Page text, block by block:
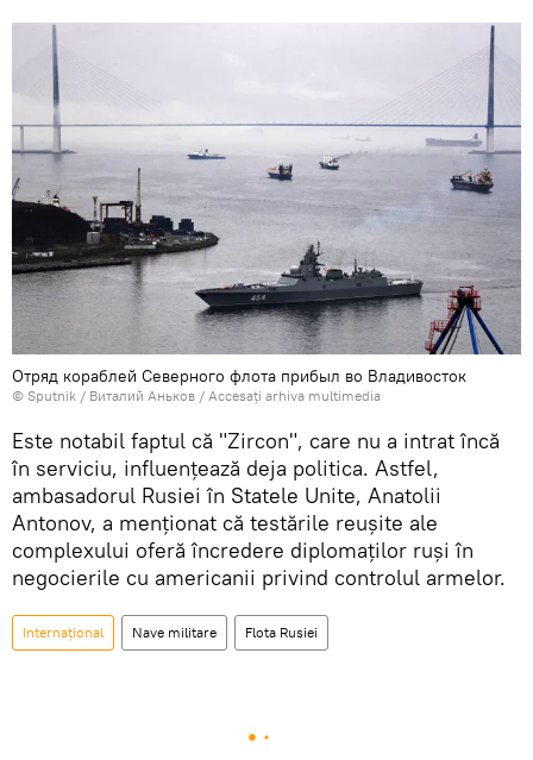
Отряд кораблей Северного флота прибыл во Владивосток
© Sputnik / Виталий Аньков / Accesați arhiva multimedia
Este notabil faptul că "Zircon", care nu a intrat încă
în serviciu, influențează deja politica. Astfel,
ambasadorul Rusiei în Statele Unite, Anatolii
Antonov, a menționat că testările reușite ale
complexului oferă încredere diplomaților ruși în
negocierile cu americanii privind controlul armelor.
Internaţional Nave militare Flota Rusiei